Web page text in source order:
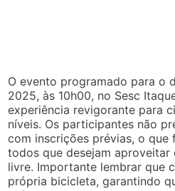
O evento programado para o
2025, às 10h00, no Sesc
experiência revigorante para
níveis. Os participantes não
com inscrições prévias, o
todos que desejam aproveitar
livre. Importante lembrar que
própria bicicleta, garantindo